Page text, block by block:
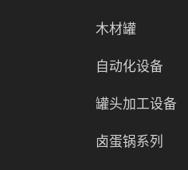
木材罐
自动化设备
罐头加工设备
卤蛋锅系列